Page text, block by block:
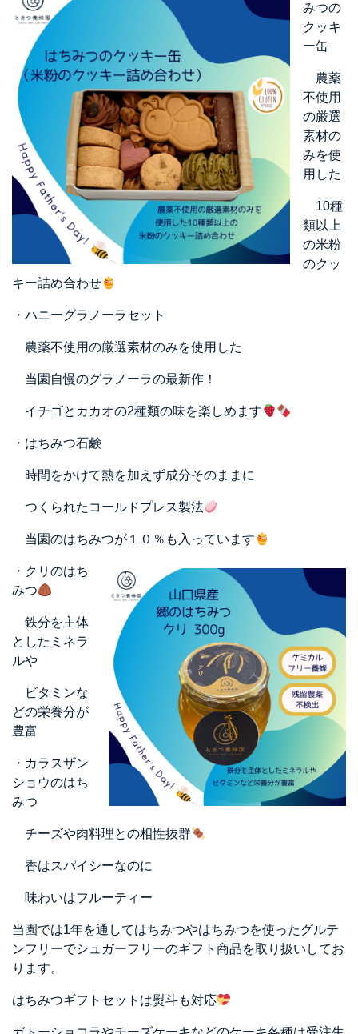
みつの
クッキ
ー缶
農薬
不使用
の厳選
素材の
みを使
用した
10種
類以上
の米粉
のクッ
キー詰め合わせ
・ハニーグラノーラセット
農薬不使用の厳選素材のみを使用した
当園自慢のグラノーラの最新作！
イチゴとカカオの2種類の味を楽しめます
・はちみつ石鹸
時間をかけて熱を加えず成分そのままに
つくられたコールドプレス製法
当園のはちみつが１０％も入っています
・クリのはち
みつ
鉄分を主体
としたミネラ
ルや
ビタミンな
どの栄養分が
豊富
・カラスザン
ショウのはち
みつ
チーズや肉料理との相性抜群
香はスパイシーなのに
味わいはフルーティー
当園では1年を通してはちみつやはちみつを使ったグルテ
ンフリーでシュガーフリーのギフト商品を取り扱いしてお
ります。
はちみつギフトセットは熨斗も対応